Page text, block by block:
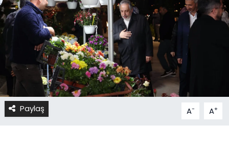
Paylaş A- A+